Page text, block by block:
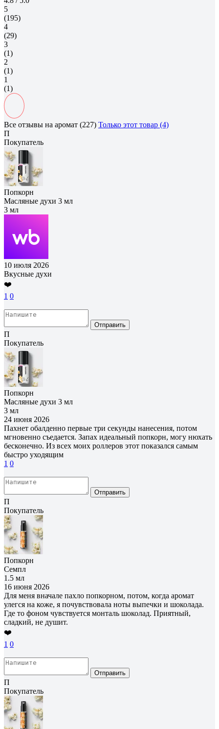
5
(195)
4
(29)
3
(1)
2
(1)
1
(1)
Все отзывы на аромат (227) Только этот товар (4)
П
Покупатель
Попкорн
Масляные духи 3 мл
3 мл
10 июля 2026
Вкусные духи
❤️
1 0
Отправить
П
Покупатель
Попкорн
Масляные духи 3 мл
3 мл
24 июня 2026
Пахнет обалденно первые три секунды нанесения, потом
мгновенно съедается. Запах идеальный попкорн, могу нюхать
бесконечно. Из всех моих роллеров этот показался самым
быстро уходящим
1 0
Отправить
П
Покупатель
Попкорн
Семпл
1.5 мл
16 июня 2026
Для меня вначале пахло попкорном, потом, когда аромат
улегся на коже, я почувствовала ноты выпечки и шоколада.
Где то фоном чувствуется монталь шоколад. Приятный,
сладкий, не душит.
❤️
1 0
Отправить
П
Покупатель